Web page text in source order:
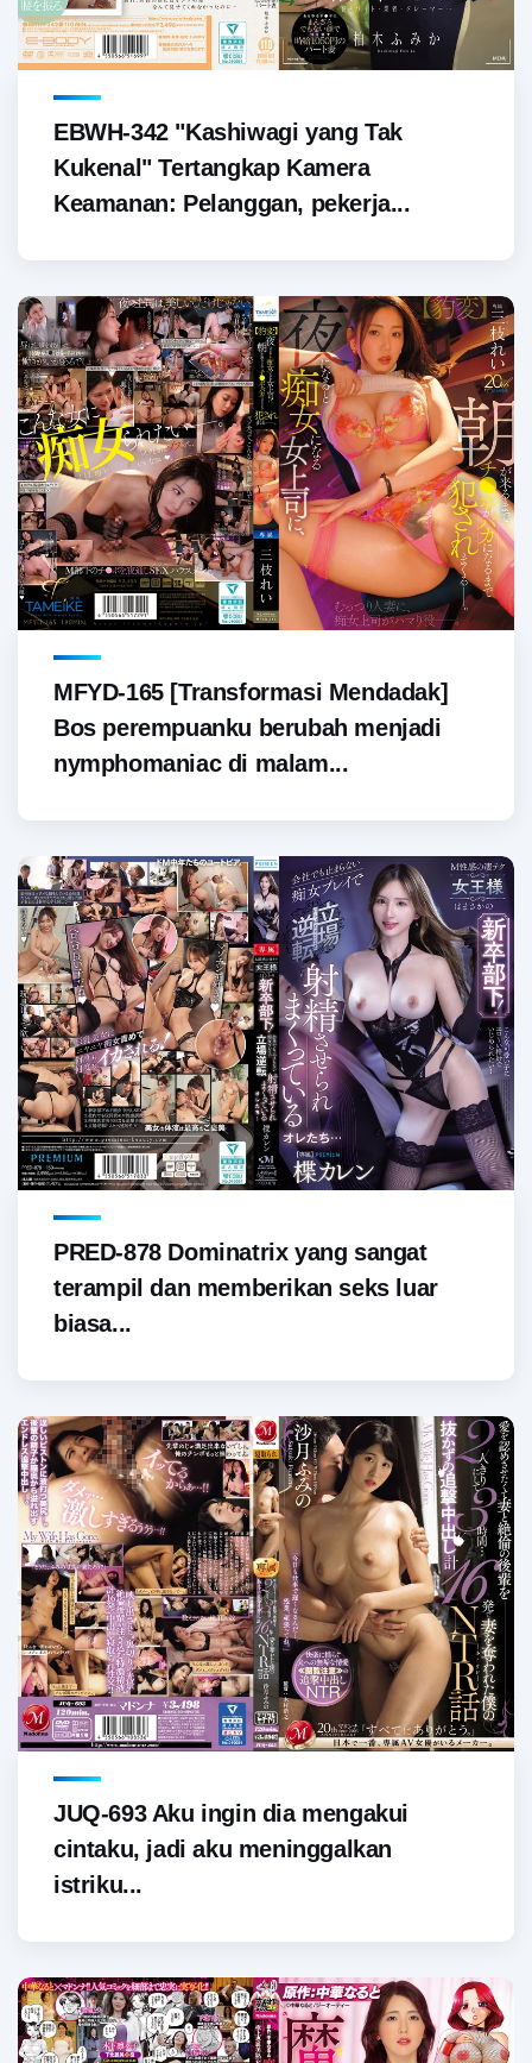
EBWH-342 "Kashiwagi yang Tak
Kukenal" Tertangkap Kamera
Keamanan: Pelanggan, pekerja...
MFYD-165 [Transformasi Mendadak]
Bos perempuanku berubah menjadi
nymphomaniac di malam...
PRED-878 Dominatrix yang sangat
terampil dan memberikan seks luar
biasa...
JUQ-693 Aku ingin dia mengakui
cintaku, jadi aku meninggalkan
istriku...